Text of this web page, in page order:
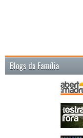
Blogs da Família